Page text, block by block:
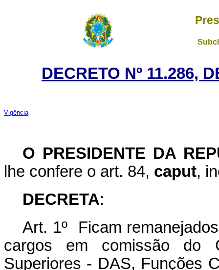
DECRETO Nº 11.286,
Vigência
O PRESIDENTE DA
lhe confere o art. 84, caput,
DECRETA:
Art. 1º Ficam
cargos em comissão do
Superiores - DAS, Funções